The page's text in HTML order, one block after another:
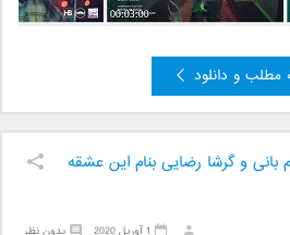
مطلب و دانلود
بانی و گرشا رضایی بنام این عشقه
بدون نظر 1 آوریل 2020